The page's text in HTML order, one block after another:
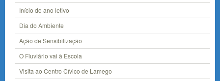
Início do ano letivo
Dia do Ambiente
Ação de Sensibilização
O Fluviário vai à Escola
Visita ao Centro Cívico de Lamego